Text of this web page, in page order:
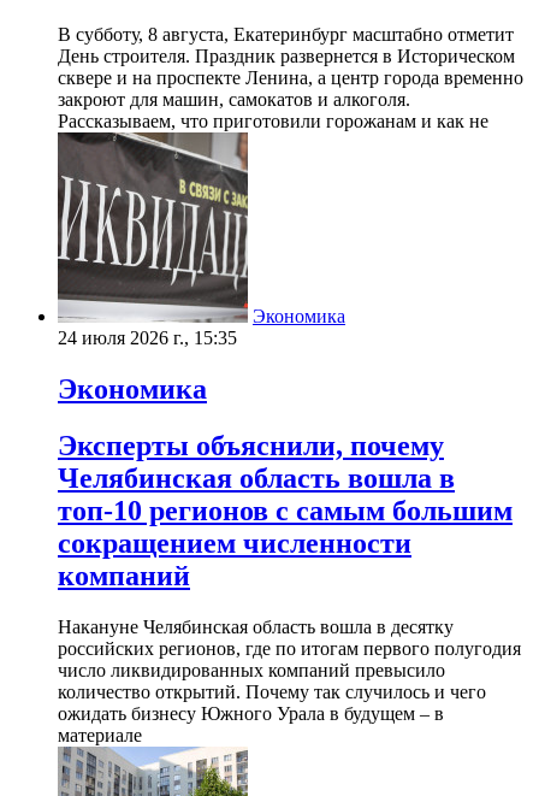
В субботу, 8 августа, Екатеринбург масштабно отметит
День строителя. Праздник развернется в Историческом
сквере и на проспекте Ленина, а центр города временно
закроют для машин, самокатов и алкоголя.
Рассказываем, что приготовили горожанам и как не
Экономика
24 июля 2026 г., 15:35
Экономика
Эксперты объяснили, почему
Челябинская область вошла в
топ-10 регионов с самым большим
сокращением численности
компаний
Накануне Челябинская область вошла в десятку
российских регионов, где по итогам первого полугодия
число ликвидированных компаний превысило
количество открытий. Почему так случилось и чего
ожидать бизнесу Южного Урала в будущем – в
материале